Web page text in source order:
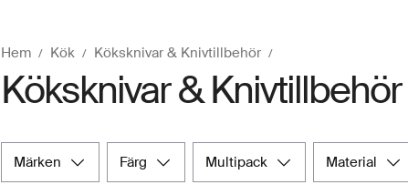
Hem Kök Köksknivar & Knivtillbehör
Köksknivar & Knivtillbehör
märken färg multipack material